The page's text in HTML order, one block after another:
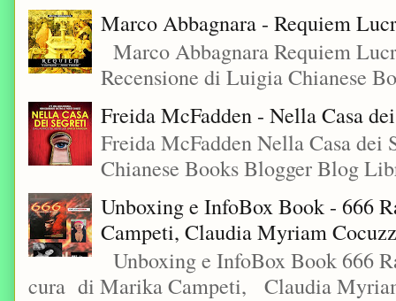
Marco Abbagnara - Requiem
Marco Abbagnara Requiem
Recensione di Luigia Chianese
Freida McFadden - Nella Casa
Freida McFadden Nella Casa
Chianese Books Blogger Blog
Unboxing e InfoBox Book - 666
Campeti, Claudia Myriam
Unboxing e InfoBox Book 666
cura di Marika Campeti, Claudia